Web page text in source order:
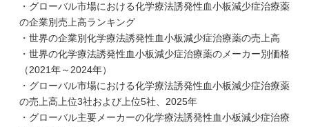
・グローバル市場における化学療法誘発性血小板減少症治療薬
の企業別売上高ランキング
・世界の企業別化学療法誘発性血小板減少症治療薬の売上高
・世界の化学療法誘発性血小板減少症治療薬のメーカー別価格
（2021年～2024年）
・グローバル市場における化学療法誘発性血小板減少症治療薬
の売上高上位3社および上位5社、2025年
・グローバル主要メーカーの化学療法誘発性血小板減少症治療